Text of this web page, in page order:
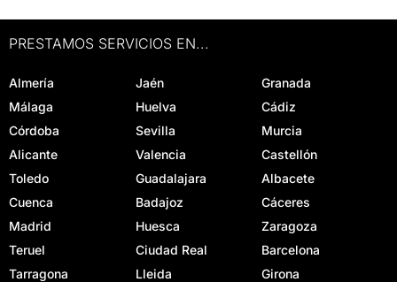
PRESTAMOS SERVICIOS EN...
Almería Jaén
Granada
Málaga
Huelva
Cádiz
Córdoba
Sevilla
Murcia
Alicante
Valencia
Castellón
Toledo
Guadalajara
Albacete
Cuenca
Badajoz
Cáceres
Madrid
Huesca
Zaragoza
Teruel
Ciudad Real
Barcelona
Tarragona
Lleida
Girona